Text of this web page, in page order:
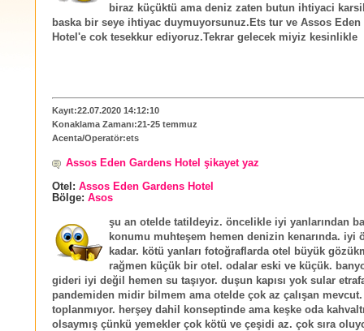
biraz küçüktü ama deniz zaten butun ihtiyaci
baska bir seye ihtiyac duymuyorsunuz.Ets tur ve Assos Eden
Hotel'e cok tesekkur ediyoruz.Tekrar gelecek miyiz kesinlikle
Kayıt:22.07.2020 14:12:10
Konaklama Zamanı:21-25 temmuz
Acenta/Operatör:ets
Assos Eden Gardens Hotel şikayet yaz
Otel: Assos Eden Gardens Hotel
Bölge: Asos
şu an otelde tatildeyiz. öncelikle iyi yanlarından
konumu muhteşem hemen denizin kenarında. iyi
kadar. kötü yanları fotoğraflarda otel büyük
rağmen küçük bir otel. odalar eski ve küçük.
gideri iyi değil hemen su taşıyor. duşun kapısı yok sular etrafa
pandemiden midir bilmem ama otelde çok az çalışan
toplanmıyor. herşey dahil konseptinde ama keşke oda
olsaymış çünkü yemekler çok kötü ve çeşidi az. çok sıra